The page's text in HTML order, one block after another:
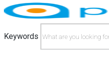
Skip
to
Keywords